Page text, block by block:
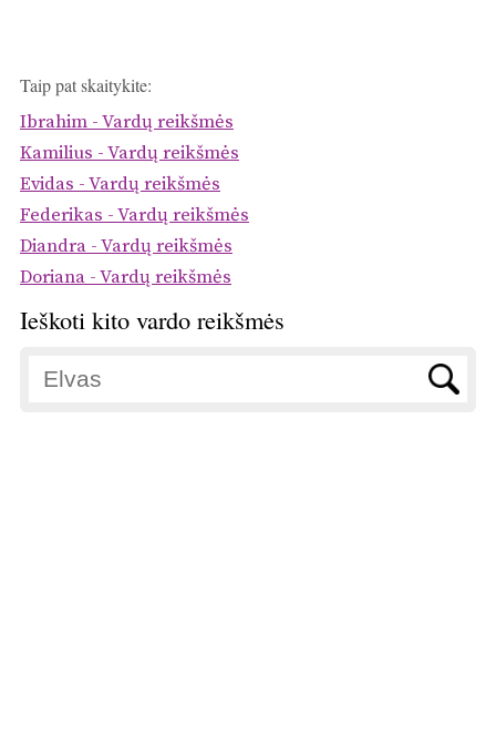
Taip pat skaitykite:
Ibrahim - Vardų reikšmės
Kamilius - Vardų reikšmės
Evidas - Vardų reikšmės
Federikas - Vardų reikšmės
Diandra - Vardų reikšmės
Doriana - Vardų reikšmės
Ieškoti kito vardo reikšmės